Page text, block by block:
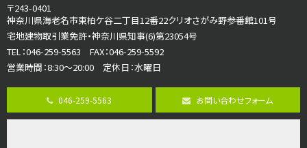
古淵駅
バ12分 歩4分
並列２台駐車可。１階はリビングと水まわりをまとめ…
第8位
3,680万円
4ＳＬＤＫ
海老名駅
〒243-0401
神奈川県海老名市東柏ケ谷二丁目12番22クリオさがみ野参番館101号
宅地建物取引業免許・神奈川県知事(6)第23054号
TEL：046-259-5563 FAX：046-259-5592
営業時間：8:30～20:00 定休日：水曜日
046-259-5563 お問い合わせフォーム